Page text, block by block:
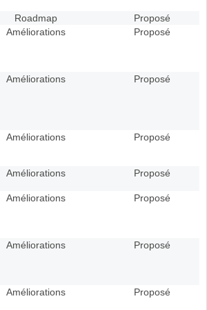
Roadmap
Proposé
Améliorations Proposé
Améliorations Proposé
Améliorations Proposé
Améliorations Proposé
Améliorations Proposé
Améliorations Proposé
Améliorations Proposé